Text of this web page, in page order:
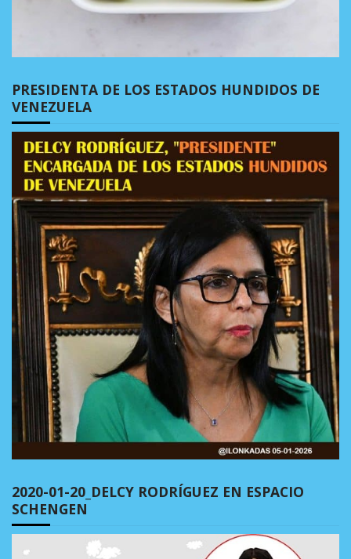
PRESIDENTA DE LOS ESTADOS HUNDIDOS DE
VENEZUELA
2020-01-20_DELCY RODRÍGUEZ EN ESPACIO
SCHENGEN